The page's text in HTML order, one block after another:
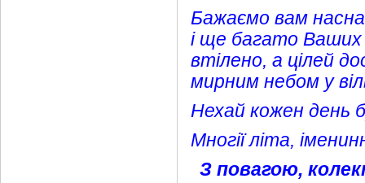
Бажаємо вам
і ще багато Ваших
втілено, а цілей
мирним небом у
Нехай кожен день
Многії літа,
З повагою,